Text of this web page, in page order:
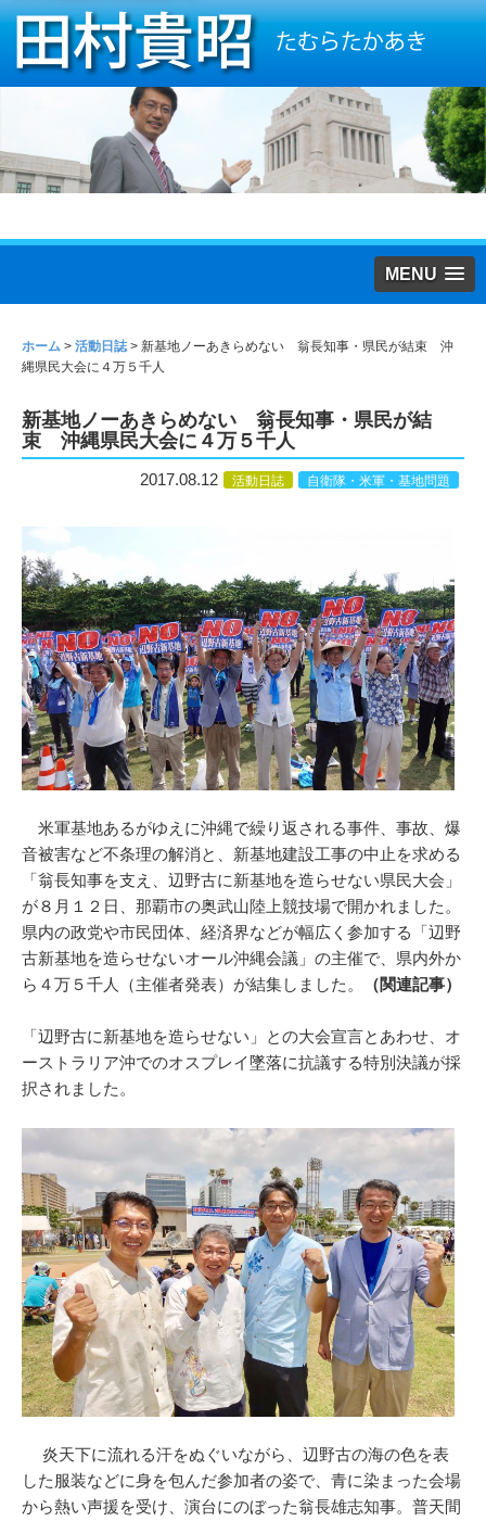
MENU
ホーム > 活動日誌> 新基地ノーあきらめない 翁長知事・県民が結束 沖
縄県民大会に４万５千人
新基地ノーあきらめない 翁長知事・県民が結
束 沖縄県民大会に４万５千人
2017.08.12 活動日誌 自衛隊・米軍・基地問題
米軍基地あるがゆえに沖縄で繰り返される事件、事故、爆
音被害など不条理の解消と、新基地建設工事の中止を求める
「翁長知事を支え、辺野古に新基地を造らせない県民大会」
が８月１２日、那覇市の奥武山陸上競技場で開かれました。
県内の政党や市民団体、経済界などが幅広く参加する「辺野
古新基地を造らせないオール沖縄会議」の主催で、県内外か
ら４万５千人（主催者発表）が結集しました。
（関連記事）
「辺野古に新基地を造らせない」との大会宣言とあわせ、オ
ーストラリア沖でのオスプレイ墜落に抗議する特別決議が採
択されました。
炎天下に流れる汗をぬぐいながら、辺野古の海の色を表
した服装などに身を包んだ参加者の姿で、青に染まった会場
から熱い声援を受け、演台にのぼった翁長雄志知事。普天間